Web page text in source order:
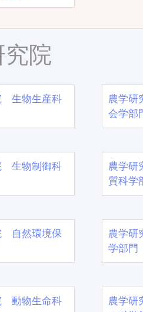
究院
生物生産科
農学
会学部
生物制御科
農学
質科学
自然環境保
農学
学部門
動物生命科
農学